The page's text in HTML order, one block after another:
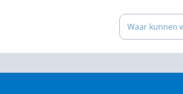
Waar kunnen